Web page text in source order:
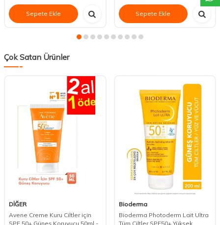
Sepete Ekle Sepete Ekle
Çok Satan Ürünler
DİĞER
Avene Creme Kuru Ciltler için
SPF 50+ Güneş Koruyucu 50ml -
Bioderma
Bioderma Photoderm Lait Ultra
Tüm Ciltler SPF50+ Yüksek